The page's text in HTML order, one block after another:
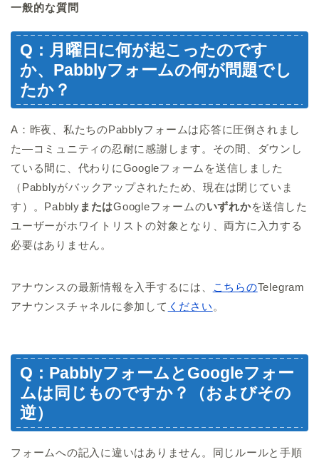
一般的な質問
Q：月曜日に何が起こったのです
か、Pabblyフォームの何が問題でし
たか？
A：昨夜、私たちのPabblyフォームは応答に圧倒されまし
た—コミュニティの忍耐に感謝します。その間、ダウンし
ている間に、代わりにGoogleフォームを送信しました
（Pabblyがバックアップされたため、現在は閉じていま
す）。Pabbly またはGoogleフォームのいずれかを送信した
ユーザーがホワイトリストの対象となり、両方に入力する
必要はありません。
アナウンスの最新情報を入手するには、 こちらのTelegram
アナウンスチャネルに参加して ください 。
Q：PabblyフォームとGoogleフォー
ムは同じものですか？（およびその
逆）
フォームへの記入に違いはありません。同じルールと手順